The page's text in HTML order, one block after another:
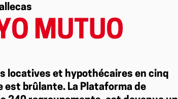
MUTUO
locatives et hypothécaires en cinq
est brûlante. La Plataforma de